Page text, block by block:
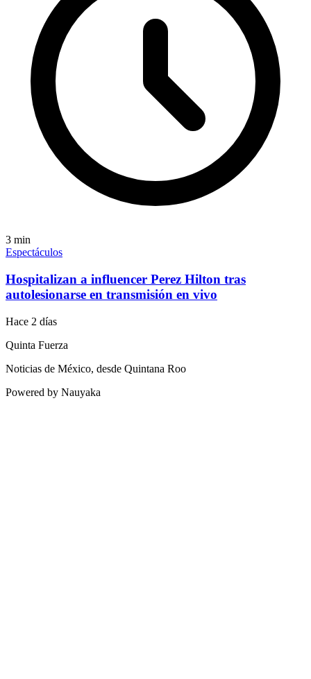
3 min
Espectáculos
Hospitalizan a influencer Perez Hilton tras
autolesionarse en transmisión en vivo
Hace 2 días
Quinta Fuerza
Noticias de México, desde Quintana Roo
Powered by Nauyaka